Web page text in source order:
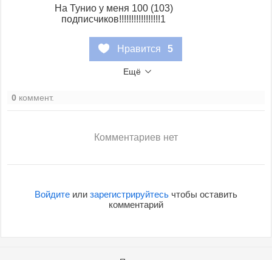
На Тунио у меня 100 (103)
подписчиков!!!!!!!!!!!!!!!!!1
Нравится 5
Ещё
0 коммент.
Комментариев нет
Войдитеили зарегистрируйтесьчтобы оставить
комментарий